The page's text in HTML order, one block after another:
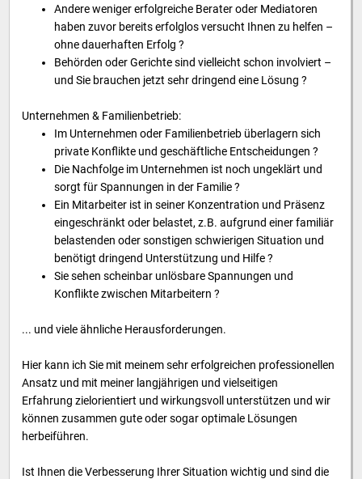
Andere weniger erfolgreiche Berater oder Mediatoren
haben zuvor bereits erfolglos versucht Ihnen zu helfen –
ohne dauerhaften Erfolg ?
Behörden oder Gerichte sind vielleicht schon involviert –
und Sie brauchen jetzt sehr dringend eine Lösung ?
Unternehmen & Familienbetrieb:
Im Unternehmen oder Familienbetrieb überlagern sich
private Konflikte und geschäftliche Entscheidungen ?
Die Nachfolge im Unternehmen ist noch ungeklärt und
sorgt für Spannungen in der Familie ?
Ein Mitarbeiter ist in seiner Konzentration und Präsenz
eingeschränkt oder belastet, z.B. aufgrund einer familiär
belastenden oder sonstigen schwierigen Situation und
benötigt dringend Unterstützung und Hilfe ?
Sie sehen scheinbar unlösbare Spannungen und
Konflikte zwischen Mitarbeitern ?
... und viele ähnliche Herausforderungen.
Hier kann ich Sie mit meinem sehr erfolgreichen professionellen
Ansatz und mit meiner langjährigen und vielseitigen
Erfahrung zielorientiert und wirkungsvoll unterstützen und wir
können zusammen gute oder sogar optimale Lösungen
herbeiführen.
Ist Ihnen die Verbesserung Ihrer Situation wichtig und sind die